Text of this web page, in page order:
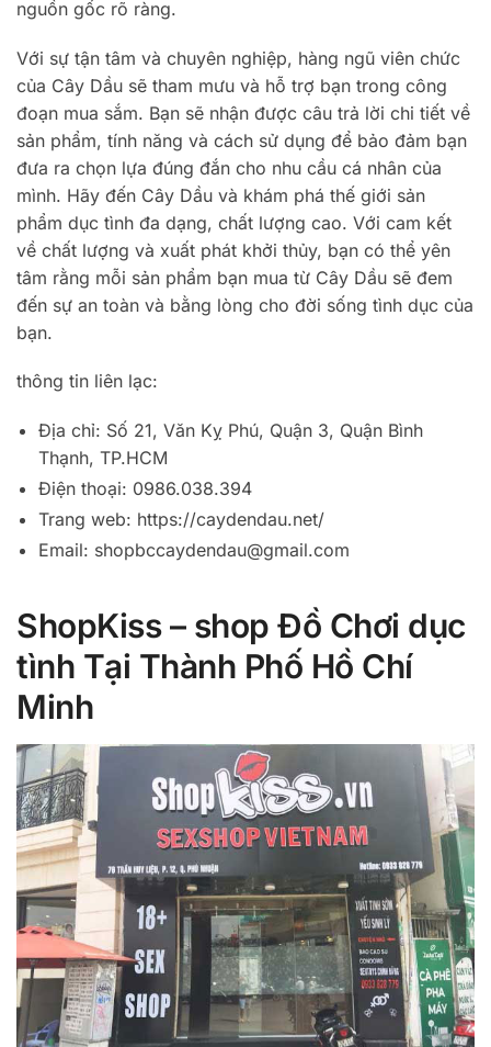
nguồn gốc rõ ràng.
Với sự tận tâm và chuyên nghiệp, hàng ngũ viên chức
của Cây Dầu sẽ tham mưu và hỗ trợ bạn trong công
đoạn mua sắm. Bạn sẽ nhận được câu trả lời chi tiết về
sản phẩm, tính năng và cách sử dụng để bảo đảm bạn
đưa ra chọn lựa đúng đắn cho nhu cầu cá nhân của
mình. Hãy đến Cây Dầu và khám phá thế giới sản
phẩm dục tình đa dạng, chất lượng cao. Với cam kết
về chất lượng và xuất phát khởi thủy, bạn có thể yên
tâm rằng mỗi sản phẩm bạn mua từ Cây Dầu sẽ đem
đến sự an toàn và bằng lòng cho đời sống tình dục của
bạn.
thông tin liên lạc:
Địa chỉ: Số 21, Văn Kỵ Phú, Quận 3, Quận Bình
Thạnh, TP.HCM
Điện thoại: 0986.038.394
Trang web: https://caydendau.net/
Email: shopbccaydendau@gmail.com
ShopKiss – shop Đồ Chơi dục
tình Tại Thành Phố Hồ Chí
Minh